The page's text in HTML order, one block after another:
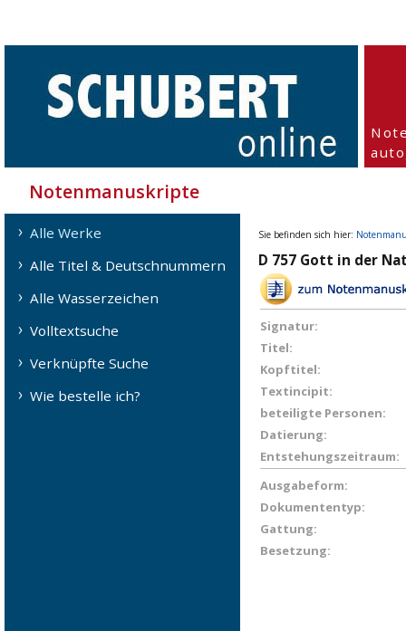
Notenmanuskripte
Alle Werke
Alle Titel & Deutschnummern
Alle Wasserzeichen
Volltextsuche
Verknüpfte Suche
Wie bestelle ich?
Sie befinden sich hier:
D 757 Gott in der
Signatur:
Titel:
Kopftitel:
Textincipit:
beteiligte Personen:
Datierung:
Entstehungszeitraum:
Ausgabeform:
Dokumententyp:
Gattung:
Besetzung: